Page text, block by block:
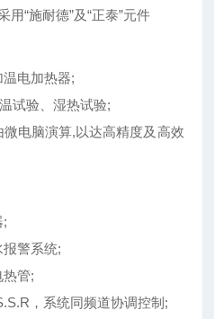
“施耐德”及“正泰”元件
电加热器;
试验、湿热试验;
电脑演算,以达高精度及高效
;
警系统;
管;
，系统同频道协调控制;